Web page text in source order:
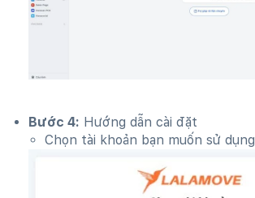
Bước 4: Hướng dẫn cài đặt
Chọn tài khoản bạn muốn sử dụng